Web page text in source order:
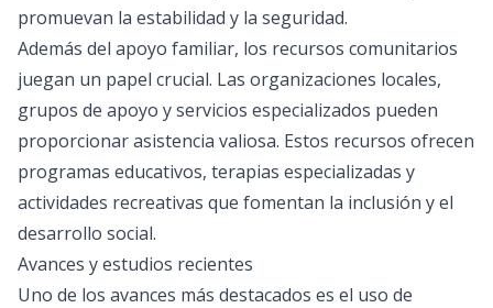
promuevan la estabilidad y la seguridad.
Además del apoyo familiar, los recursos comunitarios
juegan un papel crucial. Las organizaciones locales,
grupos de apoyo y servicios especializados pueden
proporcionar asistencia valiosa. Estos recursos ofrecen
programas educativos, terapias especializadas y
actividades recreativas que fomentan la inclusión y el
desarrollo social.
Avances y estudios recientes
Uno de los avances más destacados es el uso de